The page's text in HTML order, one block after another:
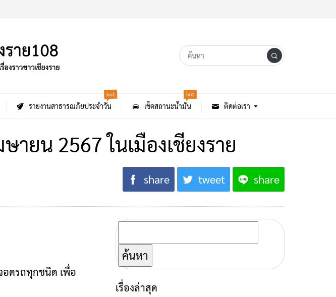
รายงานสาธารณภัยประจำวัน
hot
เช็คสถานะน้ำมัน
hot
ติดต่อเรา
ายน 2567 ในเมืองเชียงราย
share tweet share
อดรถทุกชนิด เพื่อ
ค้นหา
สำหรับ:
เรื่องล่าสุด